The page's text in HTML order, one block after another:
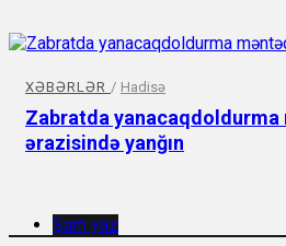
XƏBƏRLƏR / Hadisə
Zabratda yanacaqdoldurma
ərazisində yanğın
Şərh yaz